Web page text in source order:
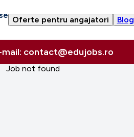
Oferte pentru angajatori Blog
contact@edujobs.ro
Job not found